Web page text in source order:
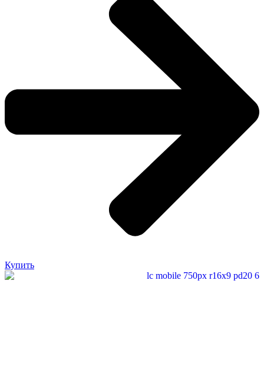
Купить